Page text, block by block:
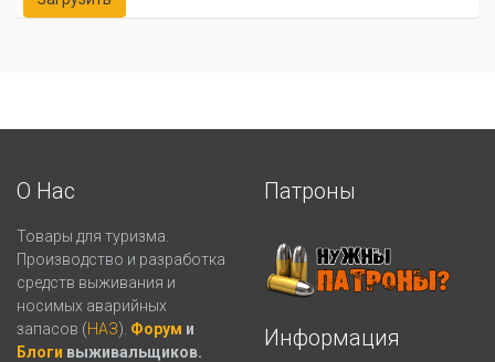
О Нас
Товары для туризма.
Производство и разработка
средств выживания и
носимых аварийных
запасов (НАЗ). Форум и
Блоги выживальщиков.
Патроны
Информация